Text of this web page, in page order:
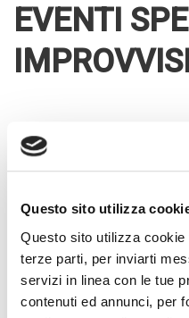
Questo sito utilizza
Questo sito utilizza
terze parti, per inviarti
servizi in linea con le tue
contenuti ed annunci, per
EVENTI
IMPROVVISI
Gli eventi speciali improvvisi
problema, ma possono
al noleggio breve auto.
il tempo necessario per la
Possono essere anche delle
oppure il supporto a
familiare.In tutte queste